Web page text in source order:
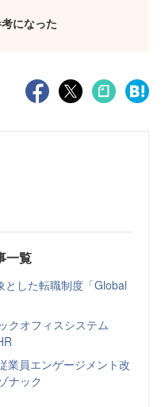
になった
一覧
した転職制度「Global
クオフィスシステム
業員エンゲージメント改
ナック